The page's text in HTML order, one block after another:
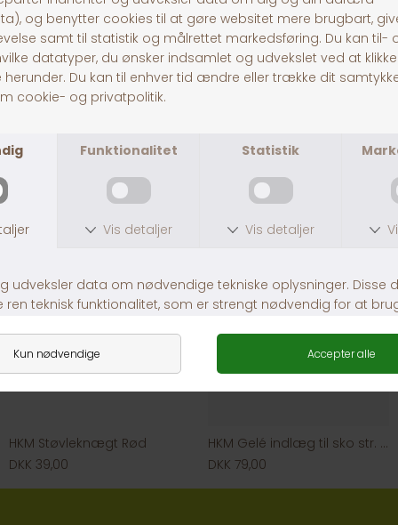
DKK 224,50
DKK 449,00
DKK 399,00
HKM Støvleknægt Rød
DKK 39,00
HKM Gelé indlæg til sko str. 36-40
DKK 79,00